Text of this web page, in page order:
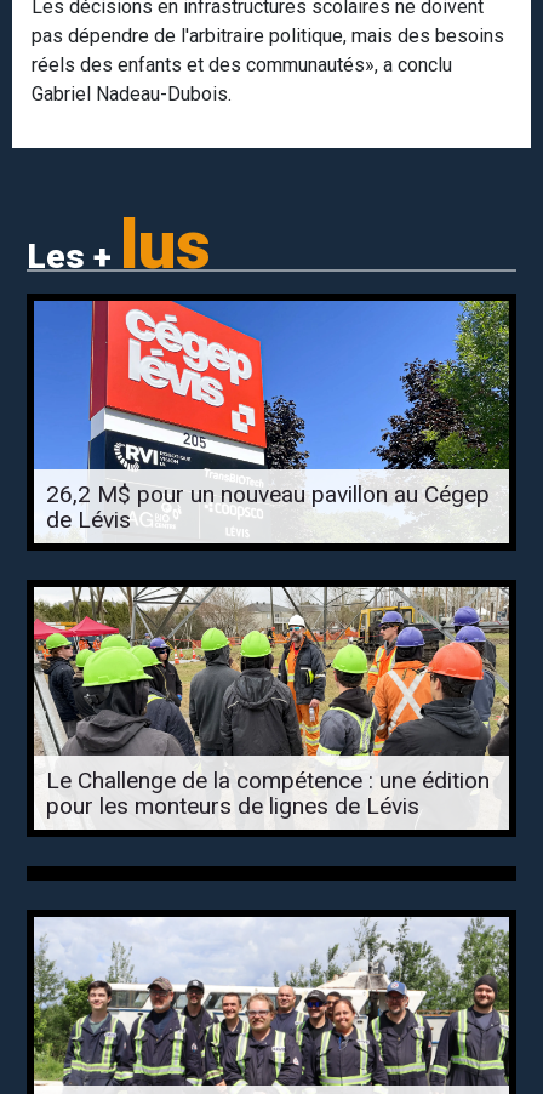
Les décisions en infrastructures scolaires ne doivent
pas dépendre de l'arbitraire politique, mais des besoins
réels des enfants et des communautés», a conclu
Gabriel Nadeau-Dubois.
Les + lus
26,2 M$ pour un nouveau pavillon au Cégep
de Lévis
Le Challenge de la compétence : une édition
pour les monteurs de lignes de Lévis